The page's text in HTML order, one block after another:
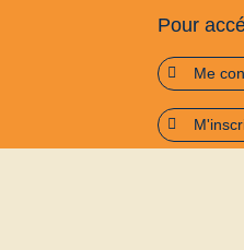
Pour
Me